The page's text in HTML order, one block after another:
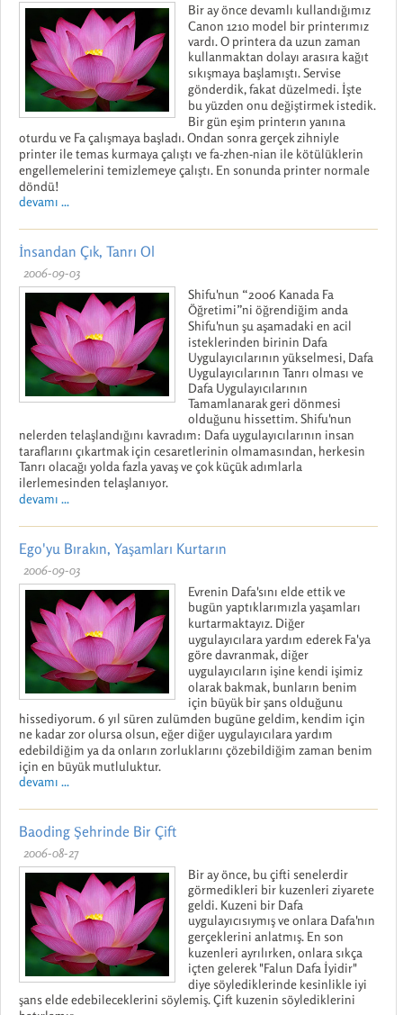
Bir ay önce devamlı kullandığımız
Canon 1210 model bir printerımız
vardı. O printera da uzun zaman
kullanmaktan dolayı arasıra kağıt
sıkışmaya başlamıştı. Servise
gönderdik, fakat düzelmedi. İşte
bu yüzden onu değiştirmek istedik.
Bir gün eşim printerın yanına
oturdu ve Fa çalışmaya başladı. Ondan sonra gerçek zihniyle
printer ile temas kurmaya çalıştı ve fa-zhen-nian ile kötülüklerin
engellemelerini temizlemeye çalıştı. En sonunda printer normale
döndü!
devamı ...
İnsandan Çık, Tanrı Ol
2006-09-03
Shifu'nun “2006 Kanada Fa
Öğretimi”ni öğrendiğim anda
Shifu'nun şu aşamadaki en acil
isteklerinden birinin Dafa
Uygulayıcılarının yükselmesi, Dafa
Uygulayıcılarının Tanrı olması ve
Dafa Uygulayıcılarının
Tamamlanarak geri dönmesi
olduğunu hissettim. Shifu'nun
nelerden telaşlandığını kavradım: Dafa uygulayıcılarının insan
taraflarını çıkartmak için cesaretlerinin olmamasından, herkesin
Tanrı olacağı yolda fazla yavaş ve çok küçük adımlarla
ilerlemesinden telaşlanıyor.
devamı ...
Ego'yu Bırakın, Yaşamları Kurtarın
2006-09-03
Evrenin Dafa'sını elde ettik ve
bugün yaptıklarımızla yaşamları
kurtarmaktayız. Diğer
uygulayıcılara yardım ederek Fa'ya
göre davranmak, diğer
uygulayıcıların işine kendi işimiz
olarak bakmak, bunların benim
için büyük bir şans olduğunu
hissediyorum. 6 yıl süren zulümden bugüne geldim, kendim için
ne kadar zor olursa olsun, eğer diğer uygulayıcılara yardım
edebildiğim ya da onların zorluklarını çözebildiğim zaman benim
için en büyük mutluluktur.
devamı ...
Baoding Şehrinde Bir Çift
2006-08-27
Bir ay önce, bu çifti senelerdir
görmedikleri bir kuzenleri ziyarete
geldi. Kuzeni bir Dafa
uygulayıcısıymış ve onlara Dafa'nın
gerçeklerini anlatmış. En son
kuzenleri ayrılırken, onlara sıkça
içten gelerek "Falun Dafa İyidir"
diye söylediklerinde kesinlikle iyi
şans elde edebileceklerini söylemiş. Çift kuzenin söylediklerini